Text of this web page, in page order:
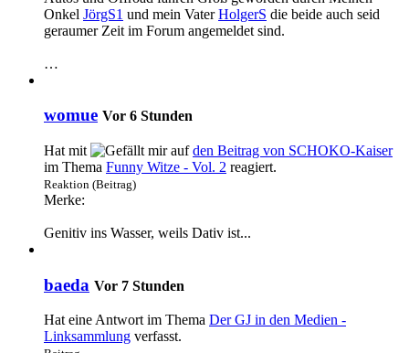
Onkel JörgS1 und mein VaterHolgerS die beide auch seid
geraumer Zeit im Forum angemeldet sind.
…
womue Vor 6 Stunden
Hat mit aufden Beitrag von SCHOKO-Kaiser
im Thema Funny Witze - Vol. 2 reagiert.
Reaktion (Beitrag)
Merke:
Genitiv ins Wasser, weils Dativ ist...
baeda Vor 7 Stunden
Hat eine Antwort im Thema Der GJ in den Medien -
Linksammlung verfasst.